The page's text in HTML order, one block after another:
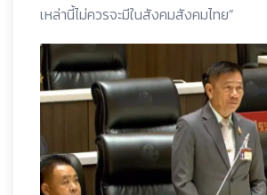
เหล่านี้ไม่ควรจะมีในสังคมสังคมไทย”